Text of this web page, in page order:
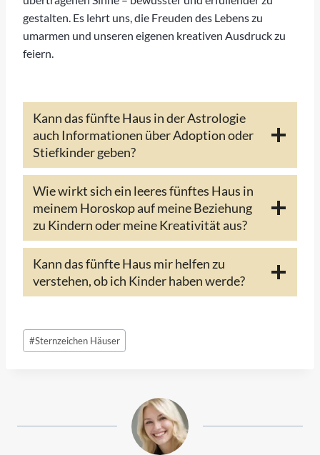
gestalten. Es lehrt uns, die Freuden des Lebens zu
umarmen und unseren eigenen kreativen Ausdruck zu
feiern.
Kann das fünfte Haus in der Astrologie
auch Informationen über Adoption oder
Stiefkinder geben?
Wie wirkt sich ein leeres fünftes Haus in
meinem Horoskop auf meine Beziehung
zu Kindern oder meine Kreativität aus?
Kann das fünfte Haus mir helfen zu
verstehen, ob ich Kinder haben werde?
Schlagworte:
#Sternzeichen Häuser